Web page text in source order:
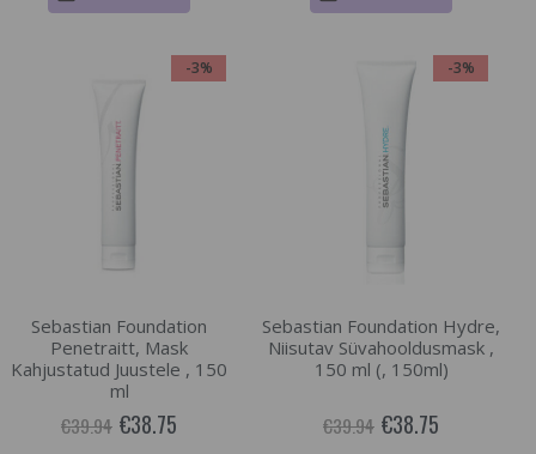
-3%
Sebastian Foundation
Penetraitt, Mask
Kahjustatud Juustele , 150
ml
€39.94 €38.75
-3%
Sebastian Foundation Hydre,
Niisutav Süvahooldusmask ,
150 ml (, 150ml)
€39.94 €38.75